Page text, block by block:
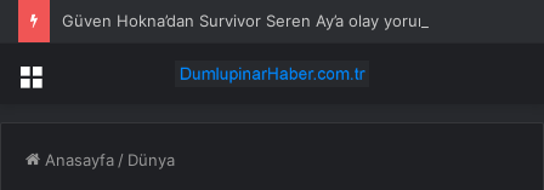
Menü
Anasayfa / Dünya